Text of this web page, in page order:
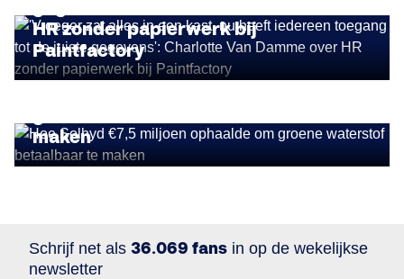
HR zonder papierwerk bij
Paintfactory
BUSINESS GROWTH
maken
Schrijf net als 36.069 fans in op de wekelijkse
newsletter